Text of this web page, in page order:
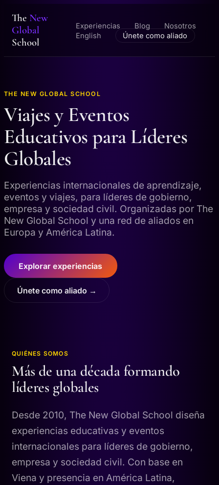
The New
Global
School
Experiencias Blog
Nosotros
English
Únete como aliado
THE NEW GLOBAL SCHOOL
Viajes y Eventos
Educativos para Líderes
Globales
Experiencias internacionales de aprendizaje,
eventos y viajes, para líderes de gobierno,
empresa y sociedad civil. Organizadas por The
New Global School y una red de aliados en
Europa y América Latina.
Explorar experiencias
Únete como aliado →
QUIÉNES SOMOS
Más de una década formando
líderes globales
Desde 2010, The New Global School diseña
experiencias educativas y eventos
internacionales para líderes de gobierno,
empresa y sociedad civil. Con base en
Viena y presencia en América Latina,